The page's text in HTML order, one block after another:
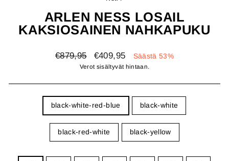
ARLEN NESS LOSAIL
KAKSIOSAINEN NAHKAPUKU
Normaali
€879,95
Alennettu
hinta
€409,95 Säästä 53%
Verot sisältyvät hintaan.
black-white-red-blue black-white
black-red-white black-yellow